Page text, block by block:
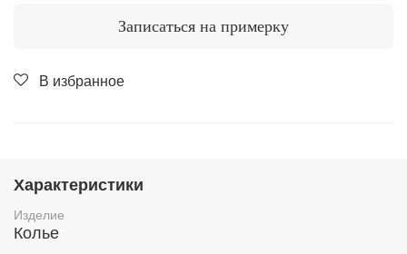
Записаться на примерку
В избранное
Характеристики
Изделие
Колье